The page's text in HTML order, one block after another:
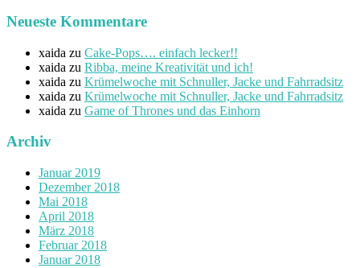
Neueste Kommentare
xaida zu Cake-Pops…. einfach lecker!!
xaida zu Ribba, meine Kreativität und ich!
xaida zu Krümelwoche mit Schnuller, Jacke und Fahrradsitz
xaida zu Krümelwoche mit Schnuller, Jacke und Fahrradsitz
xaida zu Game of Thrones und das Einhorn
Archiv
Januar 2019
Dezember 2018
Mai 2018
April 2018
März 2018
Februar 2018
Januar 2018